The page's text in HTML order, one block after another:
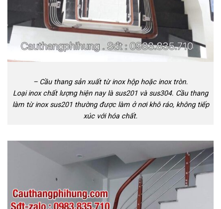
– Cầu thang sản xuất từ inox hộp hoặc inox tròn.
Loại inox chất lượng hiện nay là sus201 và sus304. Cầu thang
làm từ inox sus201 thường được làm ở nơi khô ráo, không tiếp
xúc với hóa chất.